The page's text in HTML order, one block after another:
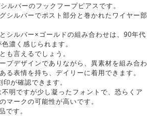
ルバーのフックフープピアスです。
シルバーでポスト部分と巻かれたワイヤー部
シルバー×ゴールドの組み合わせは、90年代
濃く感じられます。
も言えるでしょう。
プデザインでありながら、異素材を組み合わ
る表情を持ち、デイリーに着用できます。
が確認できます。
明ですが少し凝ったフォントで、恐らくア
マークの可能性が高いです。
です。